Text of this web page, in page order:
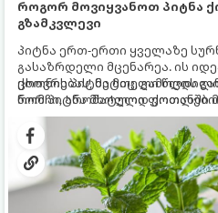
როგორ მოვიყვანოთ პიტნა
გზამკვლევი
პიტნა ერთ-ერთი ყველაზე
გასაზრდელი მცენარეა. ის
ცხოვრებას, მეტიც,
რომ პიტნა მხოლოდ ქოთანში
გრუნტში (ბაღში) დარგვისას
სწრაფად ვრცელდება და სხვა
ქოთნის პიტნა მთელი წლის
ნორჩი, არომატული
კერძებისთვის.